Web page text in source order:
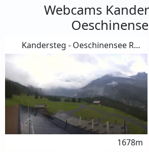
Webcams
Kandersteg - Oeschinensee Rodelbahn
1678m